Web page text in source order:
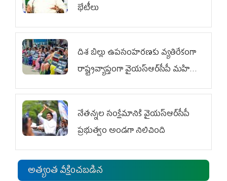
భేటీలు
దిశ బిల్లు ఉపసంహరణకు వ్యతిరేకంగా
రాష్ట్రవ్యాప్తంగా వైయ‌స్ఆర్‌సీపీ మహిళా
విభాగం ఆందోళనలు
నేతన్నల సంక్షేమానికి వైయ‌స్ఆర్‌సీపీ
ప్రభుత్వం అండగా నిలిచింది
అత్యంత వీక్షించబడిన